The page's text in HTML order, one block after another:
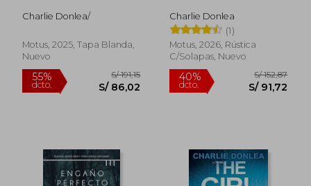
Charlie Donlea/
Motus, 2025, Tapa Blanda,
Nuevo
Charlie Donlea
(1)
Motus, 2026, Rústica
C/solapas, Nuevo